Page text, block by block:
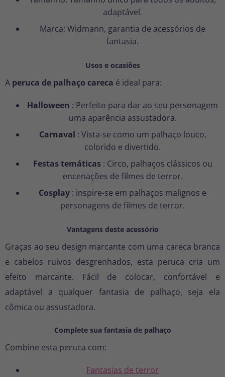
adaptável.
Marca: Widmann, garantia de acessórios de
fantasia.
Usos e ocasiões
A peruca de palhaço careca é ideal para:
Halloween : Perfeito para dar ao seu personagem
uma aparência assustadora.
Carnaval : Vista-se como um palhaço louco,
colorido e divertido.
Festas temáticas: Circo, palhaços clássicos ou
encenações de filmes de terror.
Cosplay : inspire-se em palhaços malignos e
personagens de filmes de terror.
Vantagens deste acessório
Graças ao seu design marcante com uma careca branca
e cabelos ruivos desgrenhados, esta peruca cria um
efeito marcante. Fácil de colocar, confortável e
adaptável a qualquer fantasia de palhaço, seja ela
cômica ou assustadora.
Complete sua fantasia de palhaço
Combine esta peruca com:
Fantasias de terror